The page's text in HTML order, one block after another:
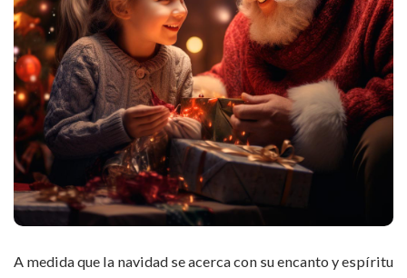
A medida que la navidad se acerca con su encanto y espíritu